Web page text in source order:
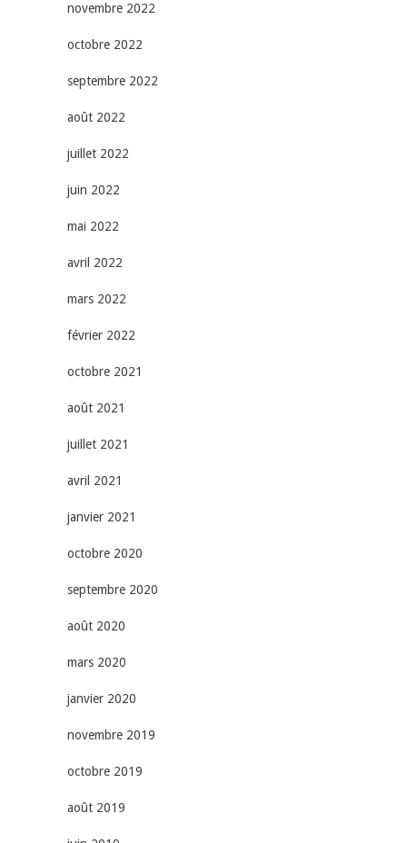
novembre 2022
octobre 2022
septembre 2022
août 2022
juillet 2022
juin 2022
mai 2022
avril 2022
mars 2022
février 2022
octobre 2021
août 2021
juillet 2021
avril 2021
janvier 2021
octobre 2020
septembre 2020
août 2020
mars 2020
janvier 2020
novembre 2019
octobre 2019
août 2019